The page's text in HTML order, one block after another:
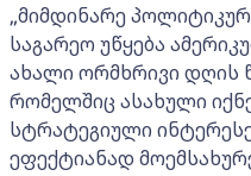
„მიმდინარე
საგარეო უწყება
ახალი ორმხრივი დღის
რომელშიც ასახული
სტრატეგიული
ეფექტიანად